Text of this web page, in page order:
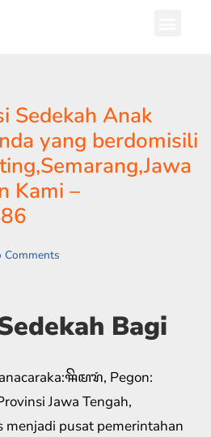
Sedekah Anak
yang berdomisili
Kami –
Comments
Bagi
Pegon:
menjadi pusat pemerintahan